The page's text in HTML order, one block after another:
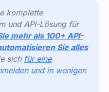
komplette
und API-Lösung für
mehr als 100+ API-
Sie alles
sich für eine
und in wenigen